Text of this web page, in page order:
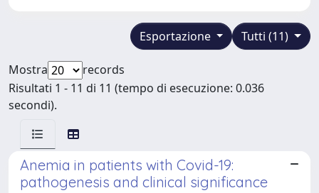
Tutti (11)
Esportazione
Mostra
records
Risultati 1 - 11 di 11 (tempo di esecuzione: 0.036
secondi).
Anemia in patients with Covid-19:
pathogenesis and clinical significance